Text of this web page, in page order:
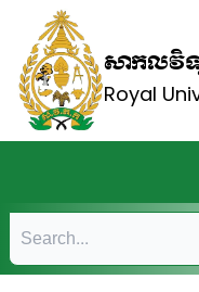
សាកលវិ
Royal